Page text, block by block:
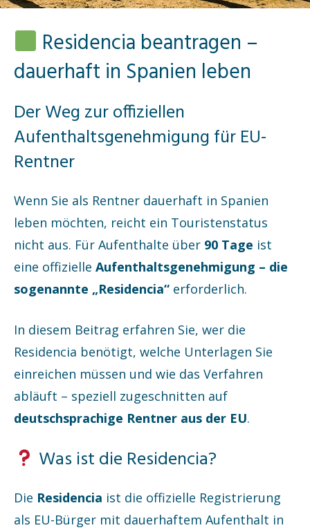
Residencia beantragen –
dauerhaft in Spanien leben
Der Weg zur offiziellen
Aufenthaltsgenehmigung für EU-
Rentner
Wenn Sie als Rentner dauerhaft in Spanien
leben möchten, reicht ein Touristenstatus
nicht aus. Für Aufenthalte über 90 Tage ist
eine offizielle Aufenthaltsgenehmigung – die
sogenannte „Residencia“ erforderlich.
In diesem Beitrag erfahren Sie, wer die
Residencia benötigt, welche Unterlagen Sie
einreichen müssen und wie das Verfahren
abläuft – speziell zugeschnitten auf
deutschsprachige Rentner aus der EU.
Was ist die Residencia?
Die Residencia ist die offizielle Registrierung
als EU-Bürger mit dauerhaftem Aufenthalt in